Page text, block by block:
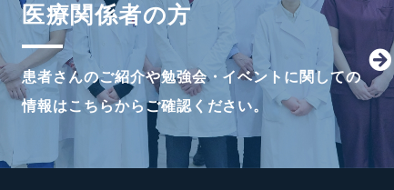
医療関係者の方
患者さんのご紹介や勉強会・イベントに関しての
情報はこちらからご確認ください。